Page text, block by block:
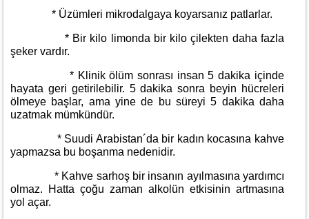
* Üzümleri mikrodalgaya koyarsanız patlarlar.
* Bir kilo limonda bir kilo çilekten daha fazla
şeker vardır.
* Klinik ölüm sonrası insan 5 dakika içinde
hayata geri getirilebilir. 5 dakika sonra beyin hücreleri
ölmeye başlar, ama yine de bu süreyi 5 dakika daha
uzatmak mümkündür.
* Suudi Arabistan´da bir kadın kocasına kahve
yapmazsa bu boşanma nedenidir.
* Kahve sarhoş bir insanın ayılmasına yardımcı
olmaz. Hatta çoğu zaman alkolün etkisinin artmasına
yol açar.